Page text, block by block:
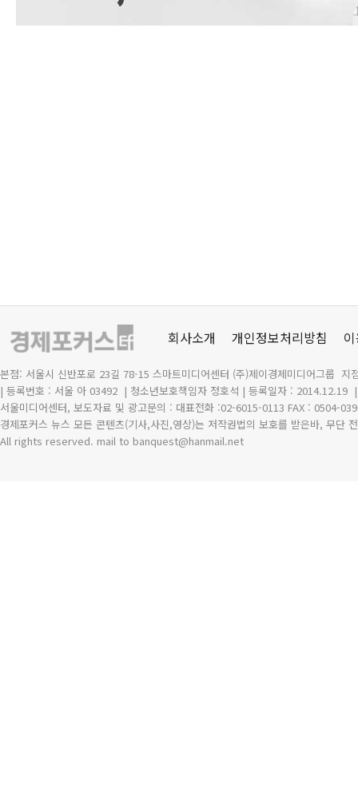
회사소개 개인정보처리방침
본점: 서울시 신반포로 23길 78-15 스마트미디어센터 (주)제이경제미디어그룹 지
| 등록번호 : 서울 아 03492 | 청소년보호책임자 정호석 | 등록일자 : 2014.12.19
서울미디어센터, 보도자료 및 광고문의 : 대표전화 :02-6015-0113 FAX : 0504-
경제포커스 뉴스 모든 콘텐츠(기사,사진,영상)는 저작권법의 보호를 받은바, 무단
All rights reserved. mail to banquest@hanmail.net